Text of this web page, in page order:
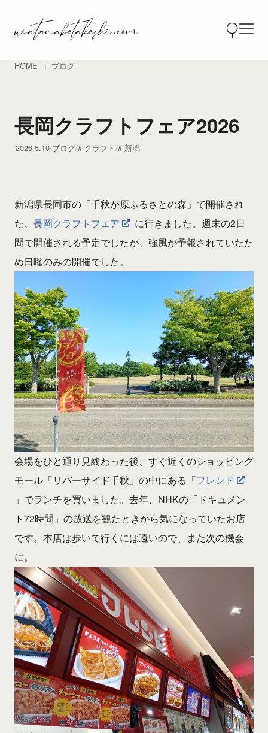
HOME ブログ
長岡クラフトフェア2026
2026.5.10 ブログ クラフト 新潟
新潟県長岡市の「千秋が原ふるさとの森」で開催され
た、 長岡クラフトフェア
に行きました。週末の2日
間で開催される予定でしたが、強風が予報されていたた
め日曜のみの開催でした。
会場をひと通り見終わった後、すぐ近くのショッピング
モール「リバーサイド千秋」の中にある「フレンド
」でランチを買いました。去年、NHKの「ドキュメン
ト72時間」の放送を観たときから気になっていたお店
です。本店は歩いて行くには遠いので、また次の機会
に。